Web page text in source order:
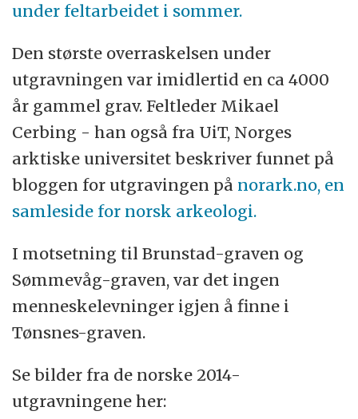
under feltarbeidet i sommer.
Den største overraskelsen under
utgravningen var imidlertid en ca 4000
år gammel grav. Feltleder Mikael
Cerbing - han også fra UiT, Norges
arktiske universitet beskriver funnet på
bloggen for utgravingen på norark.no, en
samleside for norsk arkeologi.
I motsetning til Brunstad-graven og
Sømmevåg-graven, var det ingen
menneskelevninger igjen å finne i
Tønsnes-graven.
Se bilder fra de norske 2014-
utgravningene her: